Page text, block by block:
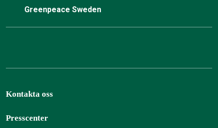
Greenpeace Sweden
Kontakta oss
Presscenter